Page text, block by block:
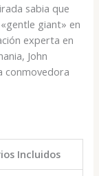
sabia que
giant» en
experta en
John
conmovedora
Incluidos